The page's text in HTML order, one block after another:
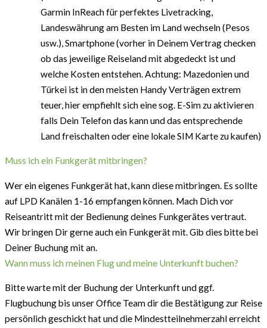
Garmin InReach für perfektes Livetracking,
Landeswährung am Besten im Land wechseln (Pesos
usw.), Smartphone (vorher in Deinem Vertrag checken
ob das jeweilige Reiseland mit abgedeckt ist und
welche Kosten entstehen. Achtung: Mazedonien und
Türkei ist in den meisten Handy Verträgen extrem
teuer, hier empfiehlt sich eine sog. E-Sim zu aktivieren
falls Dein Telefon das kann und das entsprechende
Land freischalten oder eine lokale SIM Karte zu kaufen)
Muss ich ein Funkgerät mitbringen?
Wer ein eigenes Funkgerät hat, kann diese mitbringen. Es sollte
auf LPD Kanälen 1-16 empfangen können. Mach Dich vor
Reiseantritt mit der Bedienung deines Funkgerätes vertraut.
Wir bringen Dir gerne auch ein Funkgerät mit. Gib dies bitte bei
Deiner Buchung mit an.
Wann muss ich meinen Flug und meine Unterkunft buchen?
Bitte warte mit der Buchung der Unterkunft und ggf.
Flugbuchung bis unser Office Team dir die Bestätigung zur Reise
persönlich geschickt hat und die Mindestteilnehmerzahl erreicht